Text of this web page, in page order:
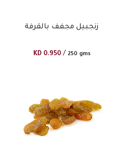
زنجبيل مجفف بالقرفة
KD 0.950 / 250 gms